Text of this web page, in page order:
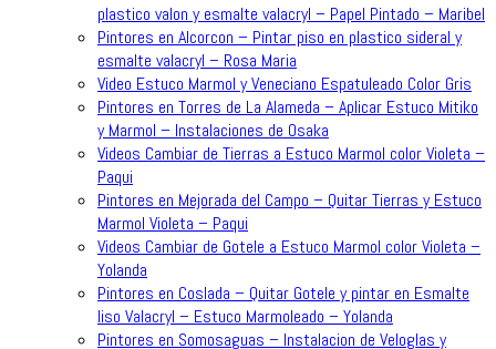
plastico valon y esmalte valacryl – Papel Pintado – Maribel
Pintores en Alcorcon – Pintar piso en plastico sideral y
esmalte valacryl – Rosa Maria
Video Estuco Marmol y Veneciano Espatuleado Color Gris
Pintores en Torres de La Alameda – Aplicar Estuco Mitiko
y Marmol – Instalaciones de Osaka
Videos Cambiar de Tierras a Estuco Marmol color Violeta –
Paqui
Pintores en Mejorada del Campo – Quitar Tierras y Estuco
Marmol Violeta – Paqui
Videos Cambiar de Gotele a Estuco Marmol color Violeta –
Yolanda
Pintores en Coslada – Quitar Gotele y pintar en Esmalte
liso Valacryl – Estuco Marmoleado – Yolanda
Pintores en Somosaguas – Instalacion de Veloglas y